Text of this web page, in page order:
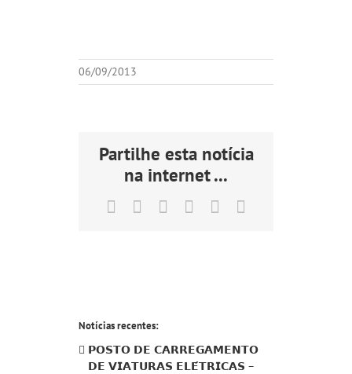
06/09/2013
Partilhe esta notícia
na internet ...
Facebook LinkedInTumblrPinterest
Notícias recentes:
𝗣𝗢𝗦𝗧𝗢 𝗗𝗘 𝗖𝗔𝗥𝗥𝗘𝗚𝗔𝗠𝗘𝗡𝗧𝗢
𝗗𝗘 𝗩𝗜𝗔𝗧𝗨𝗥𝗔𝗦 𝗘𝗟𝗘́𝗧𝗥𝗜𝗖𝗔𝗦 –